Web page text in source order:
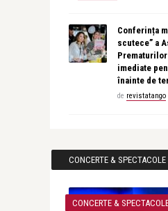
Conferința
scutece” a
imediate
înainte de
de revistatango
CONCERTE & SPECTACOLE
CONCERTE &